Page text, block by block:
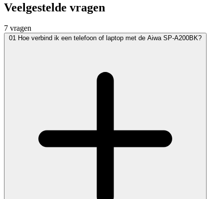
Veelgestelde vragen
7 vragen
01 Hoe verbind ik een telefoon of laptop met de Aiwa SP-A200BK?